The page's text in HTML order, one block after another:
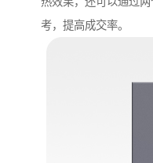
考，提高成交率。